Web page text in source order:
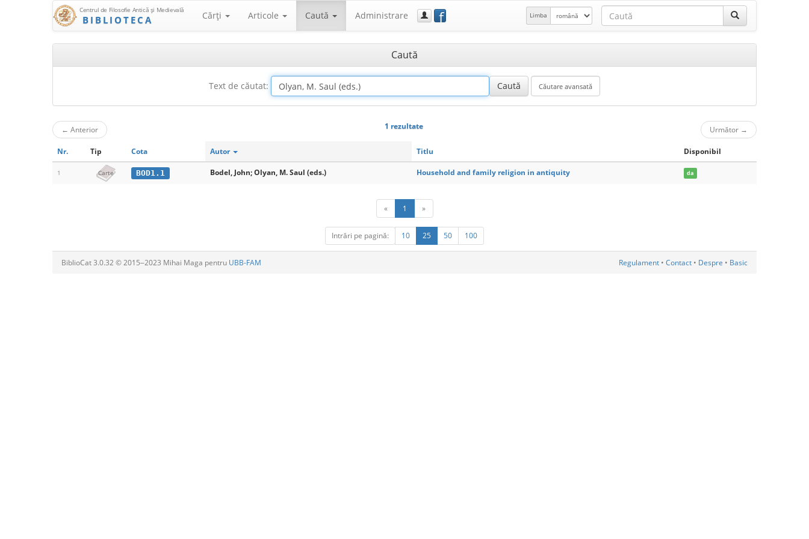
Centrul de Filosofie Antică şi Medievală
BIBLIOTECA Cărţi Articole Caută Administrare f Limba
Caută
Text de căutat:
← Anterior 1 rezultate Următor →
Nr. Tip Cota Autor Titlu Disponibil
1 Carte BOD1.1 Bodel, John; Olyan, M. Saul (eds.) Household and family religion in antiquity da
« 1 »
Intrări pe pagină: 10 25 50 100
BiblioCat 3.0.32 © 2015‒2023 Mihai Maga pentru UBB-FAM Regulament • Contact • Despre • Basic